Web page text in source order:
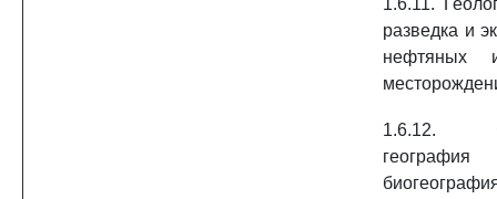
1.6.11.
разведка и
нефтяных
1.6.12.